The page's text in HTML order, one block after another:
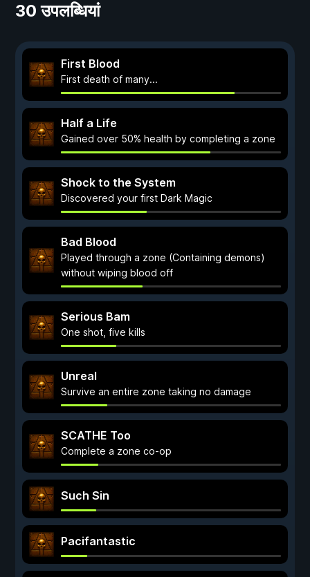
30 उपलब्धियां
First Blood
First death of many...
Half a Life
Gained over 50% health by completing a zone
Shock to the System
Discovered your first Dark Magic
Bad Blood
Played through a zone (Containing demons)
without wiping blood off
Serious Bam
One shot, five kills
Unreal
Survive an entire zone taking no damage
SCATHE Too
Complete a zone co-op
Such Sin
Pacifantastic